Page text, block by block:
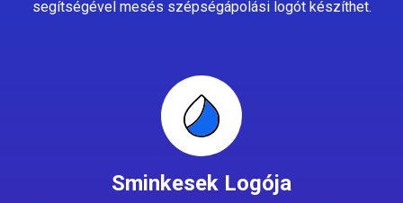
segítségével mesés szépségápolási logót készíthet.
Sminkesek Logója